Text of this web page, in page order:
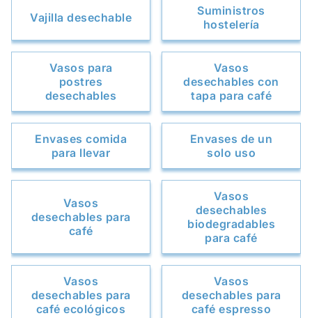
Vajilla desechable
Suministros
hostelería
Vasos para
postres
desechables
Vasos
desechables con
tapa para café
Envases comida
para llevar
Envases de un
solo uso
Vasos
desechables para
café
Vasos
desechables
biodegradables
para café
Vasos
desechables para
café ecológicos
Vasos
desechables para
café espresso